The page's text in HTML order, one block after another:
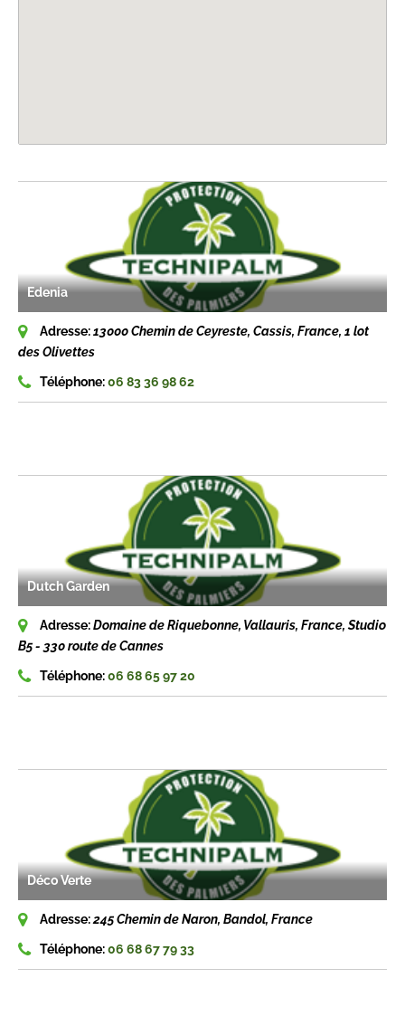
Edenia
Adresse:13000 Chemin de Ceyreste, Cassis, France, 1 lot
des Olivettes
Téléphone:06 83 36 98 62
Dutch Garden
Adresse:Domaine de Riquebonne, Vallauris, France, Studio
B5 - 330 route de Cannes
Téléphone:06 68 65 97 20
Déco Verte
Adresse:245 Chemin de Naron, Bandol, France
Téléphone:06 68 67 79 33